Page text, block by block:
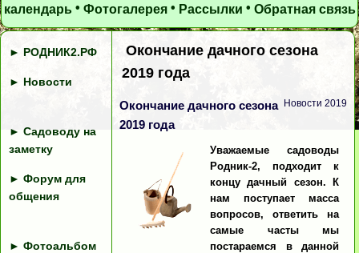
календарь • Фотогалерея• Рассылки • Обратная связь
► РОДНИК2.РФ
► Новости
► Садоводу на
заметку
► Форум для
общения
► Фотоальбом
Окончание дачного сезона
2019 года
Окончание дачного сезона
2019 года
Новости 2019
Уважаемые садоводы
Родник-2, подходит к
концу дачный сезон. К
нам поступает масса
вопросов, ответить на
самые часты мы
постараемся в данной